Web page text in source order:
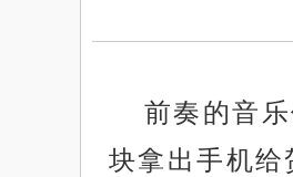
前奏的音
块拿出手机给